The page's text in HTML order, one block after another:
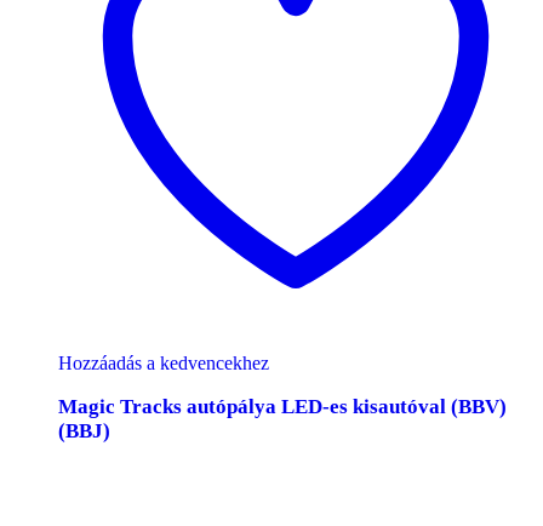
Hozzáadás a kedvencekhez
Magic Tracks autópálya LED-es kisautóval (BBV)
(BBJ)